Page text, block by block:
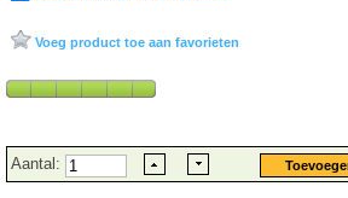
Voeg product toe aan favorieten
Aantal: